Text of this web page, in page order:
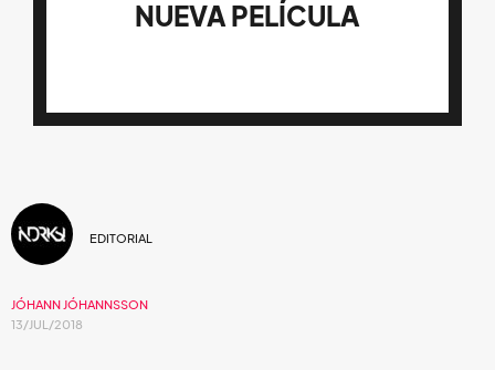
NUEVA PELÍCULA
EDITORIAL
JÓHANN JÓHANNSSON
13/JUL/2018